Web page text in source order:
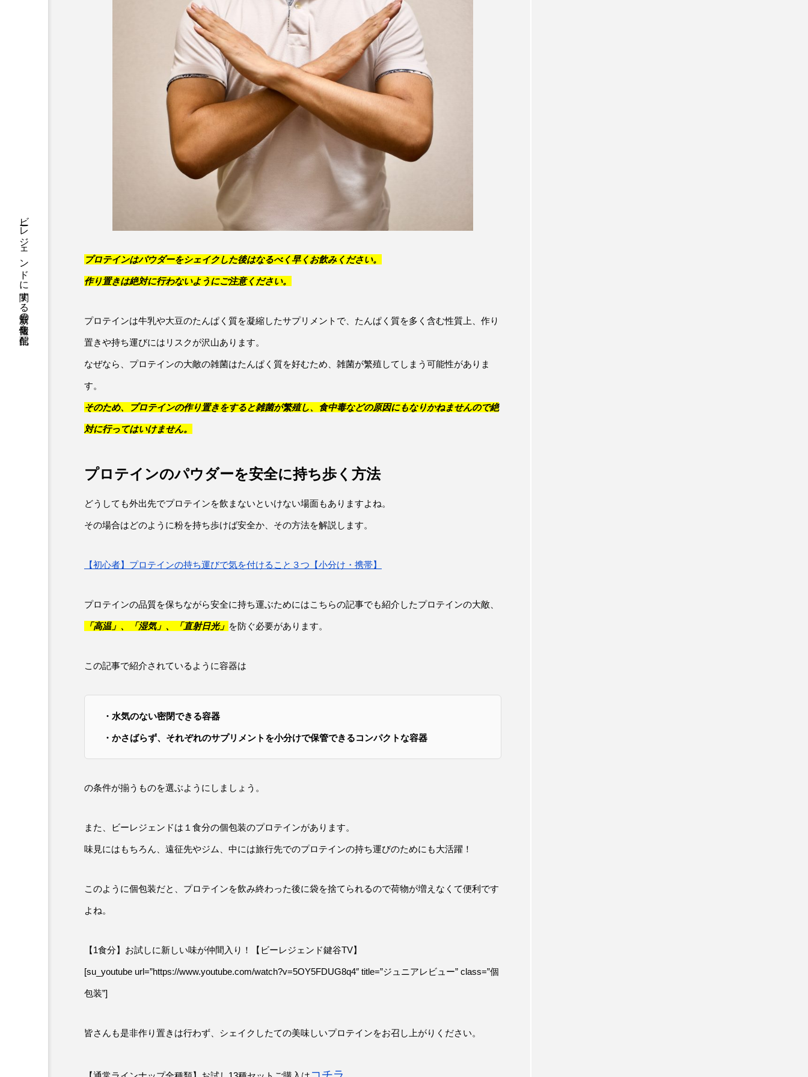
ビーレジェンドに関する最新の情報を配信 プロテインはパウダーをシェイクした後はなるべく早くお飲みください。
作り置きは絶対に行わないようにご注意ください。
プロテインは牛乳や大豆のたんぱく質を凝縮したサプリメントで、たんぱく質を多く含む性質上、作り
置きや持ち運びにはリスクが沢山あります。
なぜなら、プロテインの大敵の雑菌はたんぱく質を好むため、雑菌が繁殖してしまう可能性がありま
す。
そのため、プロテインの作り置きをすると雑菌が繁殖し、食中毒などの原因にもなりかねませんので絶
対に行ってはいけません。
プロテインのパウダーを安全に持ち歩く方法
どうしても外出先でプロテインを飲まないといけない場面もありますよね。
その場合はどのように粉を持ち歩けば安全か、その方法を解説します。
【初心者】プロテインの持ち運びで気を付けること３つ【小分け・携帯】
プロテインの品質を保ちながら安全に持ち運ぶためにはこちらの記事でも紹介したプロテインの大敵、
「高温」、「湿気」、「直射日光」 を防ぐ必要があります。
この記事で紹介されているように容器は
・水気のない密閉できる容器
・かさばらず、それぞれのサプリメントを小分けで保管できるコンパクトな容器
の条件が揃うものを選ぶようにしましょう。
また、ビーレジェンドは１食分の個包装のプロテインがあります。
味見にはもちろん、遠征先やジム、中には旅行先でのプロテインの持ち運びのためにも大活躍！
このように個包装だと、プロテインを飲み終わった後に袋を捨てられるので荷物が増えなくて便利です
よね。
【1食分】お試しに新しい味が仲間入り！【ビーレジェンド鍵谷TV】
[su_youtube url=”https://www.youtube.com/watch?v=5OY5FDUG8q4″ title=”ジュニアレビュー” class=”個
包装”]
皆さんも是非作り置きは行わず、シェイクしたての美味しいプロテインをお召し上がりください。